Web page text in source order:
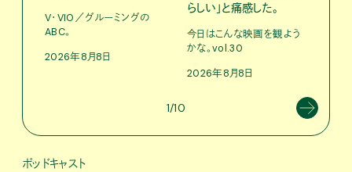
V・VIO／グルーミングの
ABC。
2026年8月8日
らしい」と痛感した。
今日はこんな映画を観よう
かな。vol.30
2026年8月8日
1/10
ポッドキャスト